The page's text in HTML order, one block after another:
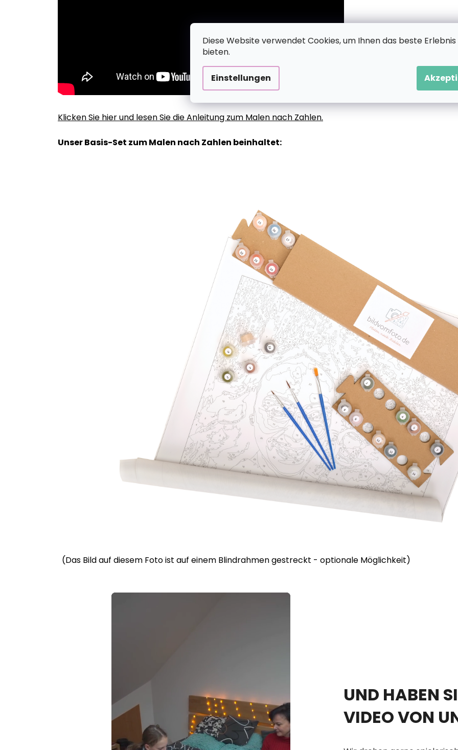
Diese Website verwendet Cookies, um Ihnen das beste Erlebnis
bieten.
Einstellungen
Klicken Sie hier und lesen Sie die Anleitung zum Malen nach Zahlen.
Unser Basis-Set zum Malen nach Zahlen beinhaltet:
(Das Bild auf diesem Foto ist auf einem Blindrahmen gestreckt - optionale Möglichkeit)
UND HABEN
VIDEO VON